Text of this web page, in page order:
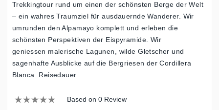
Trekkingtour rund um einen der schönsten Berge der Welt
– ein wahres Traumziel für ausdauernde Wanderer. Wir
umrunden den Alpamayo komplett und erleben die
schönsten Perspektiven der Eispyramide. Wir
geniessen malerische Lagunen, wilde Gletscher und
sagenhafte Ausblicke auf die Bergriesen der Cordillera
Blanca. Reisedauer…
Based on 0 Review